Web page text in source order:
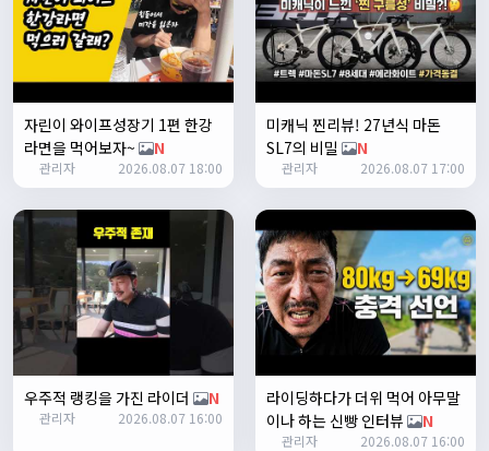
2
쏭박17:23:38
테스트 2
쏭박17:23:41
테스트 테스트
쏭박17:24:16
쏭박17:24:22
자린이 와이프성장기 1편 한강
라면을 먹어보자~
N
관리자 2026.08.07 18:00
미캐닉 찐리뷰! 27년식 마돈
SL7의 비밀
N
관리자 2026.08.07 17:00
우주적 랭킹을 가진 라이더 N
관리자 2026.08.07 16:00
라이딩하다가 더위 먹어 아무말
이나 하는 신빵 인터뷰
N
관리자 2026.08.07 16:00